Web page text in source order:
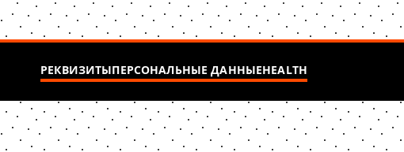
РЕКВИЗИТЫПЕРСОНАЛЬНЫЕ ДАННЫЕHEALTH